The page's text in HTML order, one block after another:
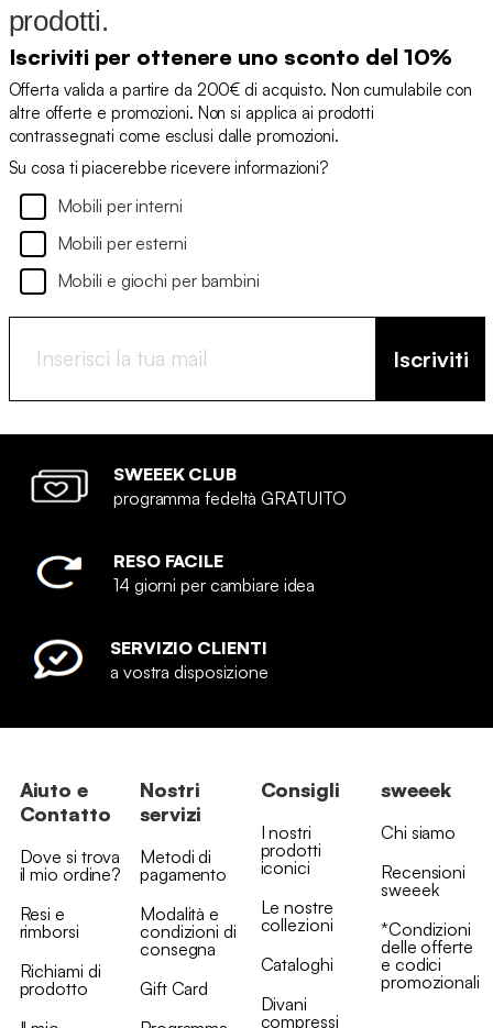
prodotti.
Iscriviti per ottenere uno sconto del 10%
Offerta valida a partire da 200€ di acquisto. Non cumulabile con
altre offerte e promozioni. Non si applica ai prodotti
contrassegnati come esclusi dalle promozioni.
Su cosa ti piacerebbe ricevere informazioni?
Mobili per interni
Mobili per esterni
Mobili e giochi per bambini
Iscriviti
SWEEEK CLUB
programma fedeltà GRATUITO
RESO FACILE
14 giorni per cambiare idea
SERVIZIO CLIENTI
a vostra disposizione
Aiuto e
Contatto
Dove si trova
il mio ordine?
Resi e
rimborsi
Richiami di
prodotto
Nostri
servizi
Metodi di
pagamento
Modalità e
condizioni di
consegna
Gift Card
Consigli
I nostri
prodotti
iconici
Le nostre
collezioni
Cataloghi
Divani
compressi
sweeek
Chi siamo
Recensioni
sweeek
*Condizioni
delle offerte
e codici
promozionali